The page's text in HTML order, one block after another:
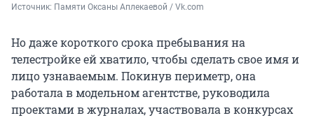
Источник: Памяти Оксаны Аплекаевой / Vk.com
Но даже короткого срока пребывания на
телестройке ей хватило, чтобы сделать свое имя и
лицо узнаваемым. Покинув периметр, она
работала в модельном агентстве, руководила
проектами в журналах, участвовала в конкурсах